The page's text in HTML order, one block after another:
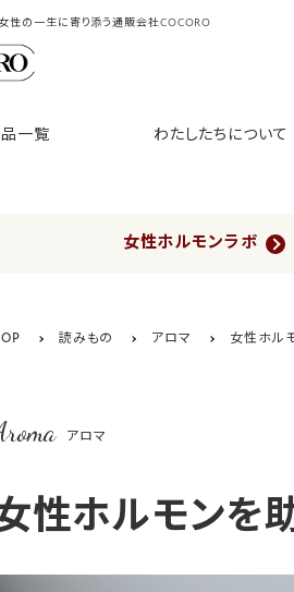
性の一生に寄り添う通販会社COCORO
一覧 わたしたちについて
女性ホルモンラボ
TOP 読みもの アロマ 女性ホル
アロマ
性ホルモンを